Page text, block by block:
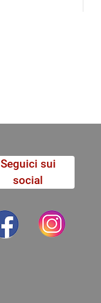
Seguici sui
social